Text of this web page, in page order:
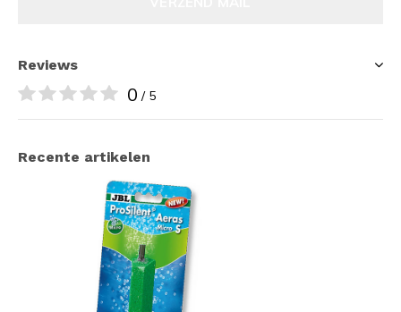
Reviews
0 / 5
Recente artikelen